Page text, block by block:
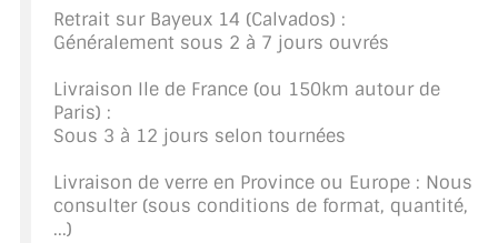
ACCESSOIRES EN PROMOTIONS
NUANCIER RAL
CONSEILS / AIDE
Retrait sur Bayeux 14 (Calvados) :
Généralement sous 2 à 7 jours ouvrés
Livraison Ile de France (ou 150km autour de
Paris) :
Sous 3 à 12 jours selon tournées
Livraison de verre en Province ou Europe : Nous
consulter (sous conditions de format, quantité,
...)